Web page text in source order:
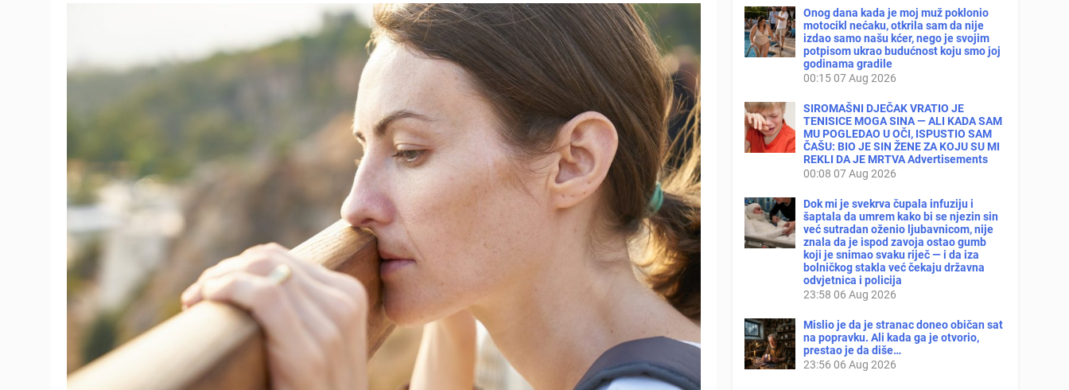
Onog dana kada je moj muž poklonio
motocikl nećaku, otkrila sam da nije
izdao samo našu kćer, nego je svojim
potpisom ukrao budućnost koju smo joj
godinama gradile
00:15 07 Aug 2026
SIROMAŠNI DJEČAK VRATIO JE
TENISICE MOGA SINA — ALI KADA SAM
MU POGLEDAO U OČI, ISPUSTIO SAM
ČAŠU: BIO JE SIN ŽENE ZA KOJU SU MI
REKLI DA JE MRTVA Advertisements
00:08 07 Aug 2026
Dok mi je svekrva čupala infuziju i
šaptala da umrem kako bi se njezin sin
već sutradan oženio ljubavnicom, nije
znala da je ispod zavoja ostao gumb
koji je snimao svaku riječ — i da iza
bolničkog stakla već čekaju državna
odvjetnica i policija
23:58 06 Aug 2026
Mislio je da je stranac doneo običan sat
na popravku. Ali kada ga je otvorio,
prestao je da diše…
23:56 06 Aug 2026